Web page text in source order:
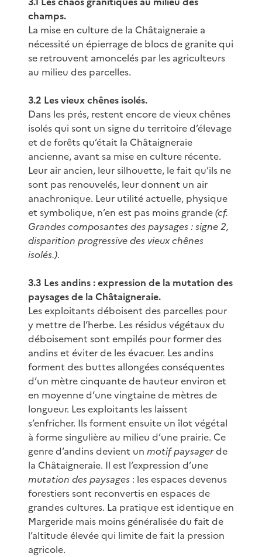
champs.
La mise en culture de la Châtaigneraie a
nécessité un épierrage de blocs de granite qui
se retrouvent amoncelés par les agriculteurs
au milieu des parcelles.
3.2 Les vieux chênes isolés.
Dans les prés, restent encore de vieux chênes
isolés qui sont un signe du territoire d’élevage
et de forêts qu’était la Châtaigneraie
ancienne, avant sa mise en culture récente.
Leur air ancien, leur silhouette, le fait qu’ils ne
sont pas renouvelés, leur donnent un air
anachronique. Leur utilité actuelle, physique
et symbolique, n’en est pas moins grande(cf.
Grandes composantes des paysages : signe 2,
disparition progressive des vieux chênes
isolés.).
3.3 Les andins : expression de la mutation des
paysages de la Châtaigneraie.
Les exploitants déboisent des parcelles pour
y mettre de l’herbe. Les résidus végétaux du
déboisement sont empilés pour former des
andins et éviter de les évacuer. Les andins
forment des buttes allongées conséquentes
d’un mètre cinquante de hauteur environ et
en moyenne d’une vingtaine de mètres de
longueur. Les exploitants les laissent
s’enfricher. Ils forment ensuite un îlot végétal
à forme singulière au milieu d’une prairie. Ce
genre d’andins devient un motif paysagerde
la Châtaigneraie. Il est l’expression d’une
mutation des paysages : les espaces devenus
forestiers sont reconvertis en espaces de
grandes cultures. La pratique est identique en
Margeride mais moins généralisée du fait de
l’altitude élevée qui limite de fait la pression
agricole.